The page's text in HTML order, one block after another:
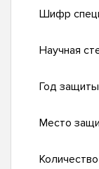
Шифр
Научная
Год
Место